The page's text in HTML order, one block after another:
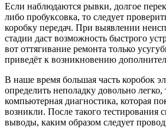
Если наблюдаются рывки, долгое
либо пробуксовка, то следует
коробку передач. При выявлении
стадии даст возможность быстрого
вот оттягивание ремонта только
приведёт к возникновению
В наше время большая часть коробок
определить неполадку довольно легко,
компьютерная диагностика, которая
возникли. После такого тестирования
выводы, каким образом следует